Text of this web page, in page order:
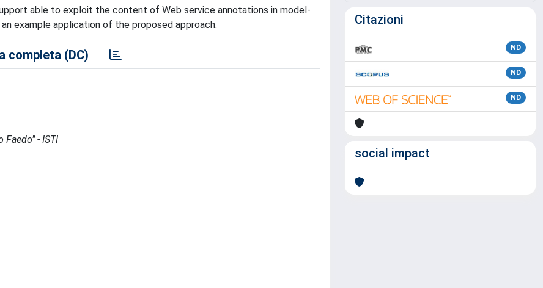
able to exploit the content of Web service annotations in model-
example application of the proposed approach.
completa (DC)
- ISTI
Citazioni
ND
ND
ND
social impact